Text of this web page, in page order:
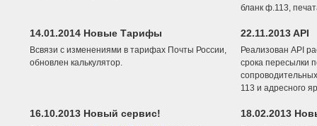
бланк ф.113,
14.01.2014 Новые Тарифы
Всвязи с изменениями в тарифах Почты России,
обновлен калькулятор.
22.11.2013 API
Реализован API
срока пересылки
113 и адресного
16.10.2013 Новый сервис! 18.02.2013